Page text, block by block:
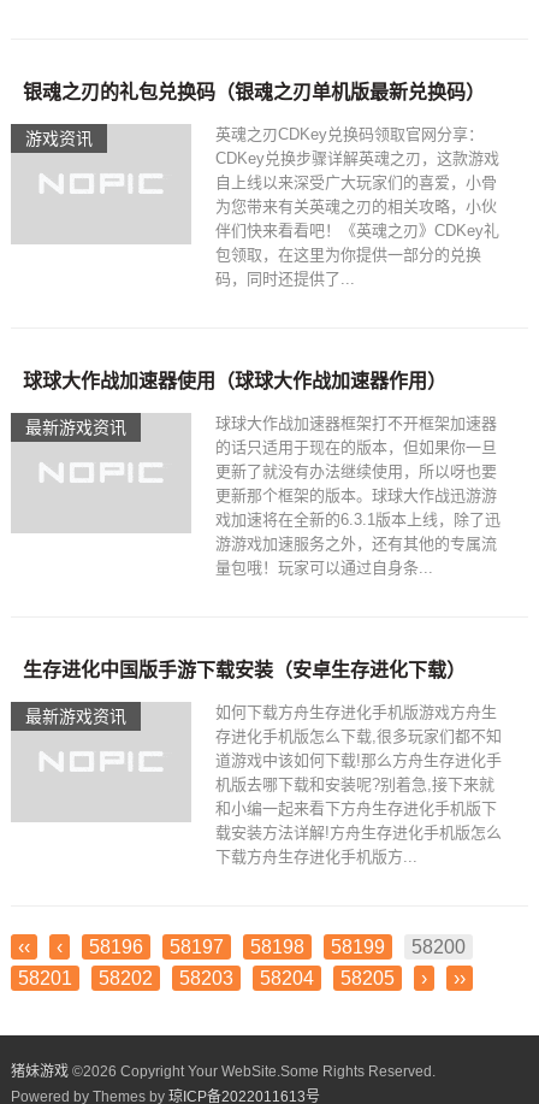
游戏资讯
银魂之刃的礼包兑换码（银魂之刃单机版最新兑换码）
英魂之刃CDKey兑换码领取官网分享：
CDKey兑换步骤详解英魂之刃，这款游戏
自上线以来深受广大玩家们的喜爱，小骨
为您带来有关英魂之刃的相关攻略，小伙
伴们快来看看吧！《英魂之刃》CDKey礼
包领取，在这里为你提供一部分的兑换
码，同时还提供了...
最新游戏资讯
球球大作战加速器使用（球球大作战加速器作用）
球球大作战加速器框架打不开框架加速器
的话只适用于现在的版本，但如果你一旦
更新了就没有办法继续使用，所以呀也要
更新那个框架的版本。球球大作战迅游游
戏加速将在全新的6.3.1版本上线，除了迅
游游戏加速服务之外，还有其他的专属流
量包哦！玩家可以通过自身条...
最新游戏资讯
生存进化中国版手游下载安装（安卓生存进化下载）
如何下载方舟生存进化手机版游戏方舟生
存进化手机版怎么下载,很多玩家们都不知
道游戏中该如何下载!那么方舟生存进化手
机版去哪下载和安装呢?别着急,接下来就
和小编一起来看下方舟生存进化手机版下
载安装方法详解!方舟生存进化手机版怎么
下载方舟生存进化手机版方...
‹‹ ‹ 58196 58197 58198 58199
58200
58201
58202 58203 58204 58205 › ››
猪妹游戏©2026 Copyright Your WebSite.Some Rights Reserved.
Powered by Themes by 琼ICP备2022011613号